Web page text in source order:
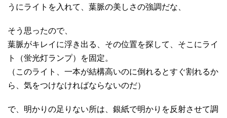
うにライトを入れて、葉脈の美しさの強調だな、
そう思ったので、
葉脈がキレイに浮き出る、その位置を探して、そこにライ
ト（蛍光灯ランプ）を固定。
（このライト、一本が結構高いのに倒れるとすぐ割れるか
ら、気をつけなければならないのだ）
で、明かりの足りない所は、銀紙で明かりを反射させて調